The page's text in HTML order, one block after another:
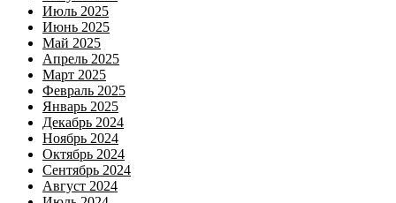
Июль 2025
Июнь 2025
Май 2025
Апрель 2025
Март 2025
Февраль 2025
Январь 2025
Декабрь 2024
Ноябрь 2024
Октябрь 2024
Сентябрь 2024
Август 2024